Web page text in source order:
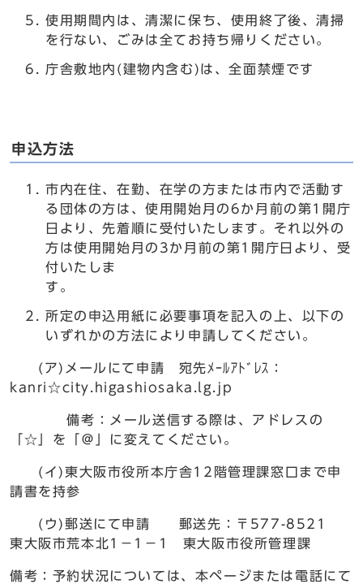
使用期間内は、清潔に保ち、使用終了後、清掃
を行ない、ごみは全てお持ち帰りください。
庁舎敷地内(建物内含む)は、全面禁煙です
申込方法
市内在住、在勤、在学の方または市内で活動す
る団体の方は、使用開始月の6か月前の第1開庁
日より、先着順に受付いたします。それ以外の
方は使用開始月の3か月前の第1開庁日より、受
付いたしま
す
所定の申込用紙に必要事項を記入の上、以下の
いずれかの方法により申請してください。
(ア)メールにて申請 宛先ﾒｰﾙｱﾄﾞﾚｽ：
kanri☆city.higashiosaka.lg.jp
備考：メール送信する際は、アドレスの
「☆」を「＠」に変えてください。
(イ)東大阪市役所本庁舎12階管理課窓口まで申
請書を持参
(ウ)郵送にて申請 郵送先：〒577-8521
東大阪市荒本北1－1－1 東大阪市役所管理課
備考：予約状況については、本ページまたは電話にて